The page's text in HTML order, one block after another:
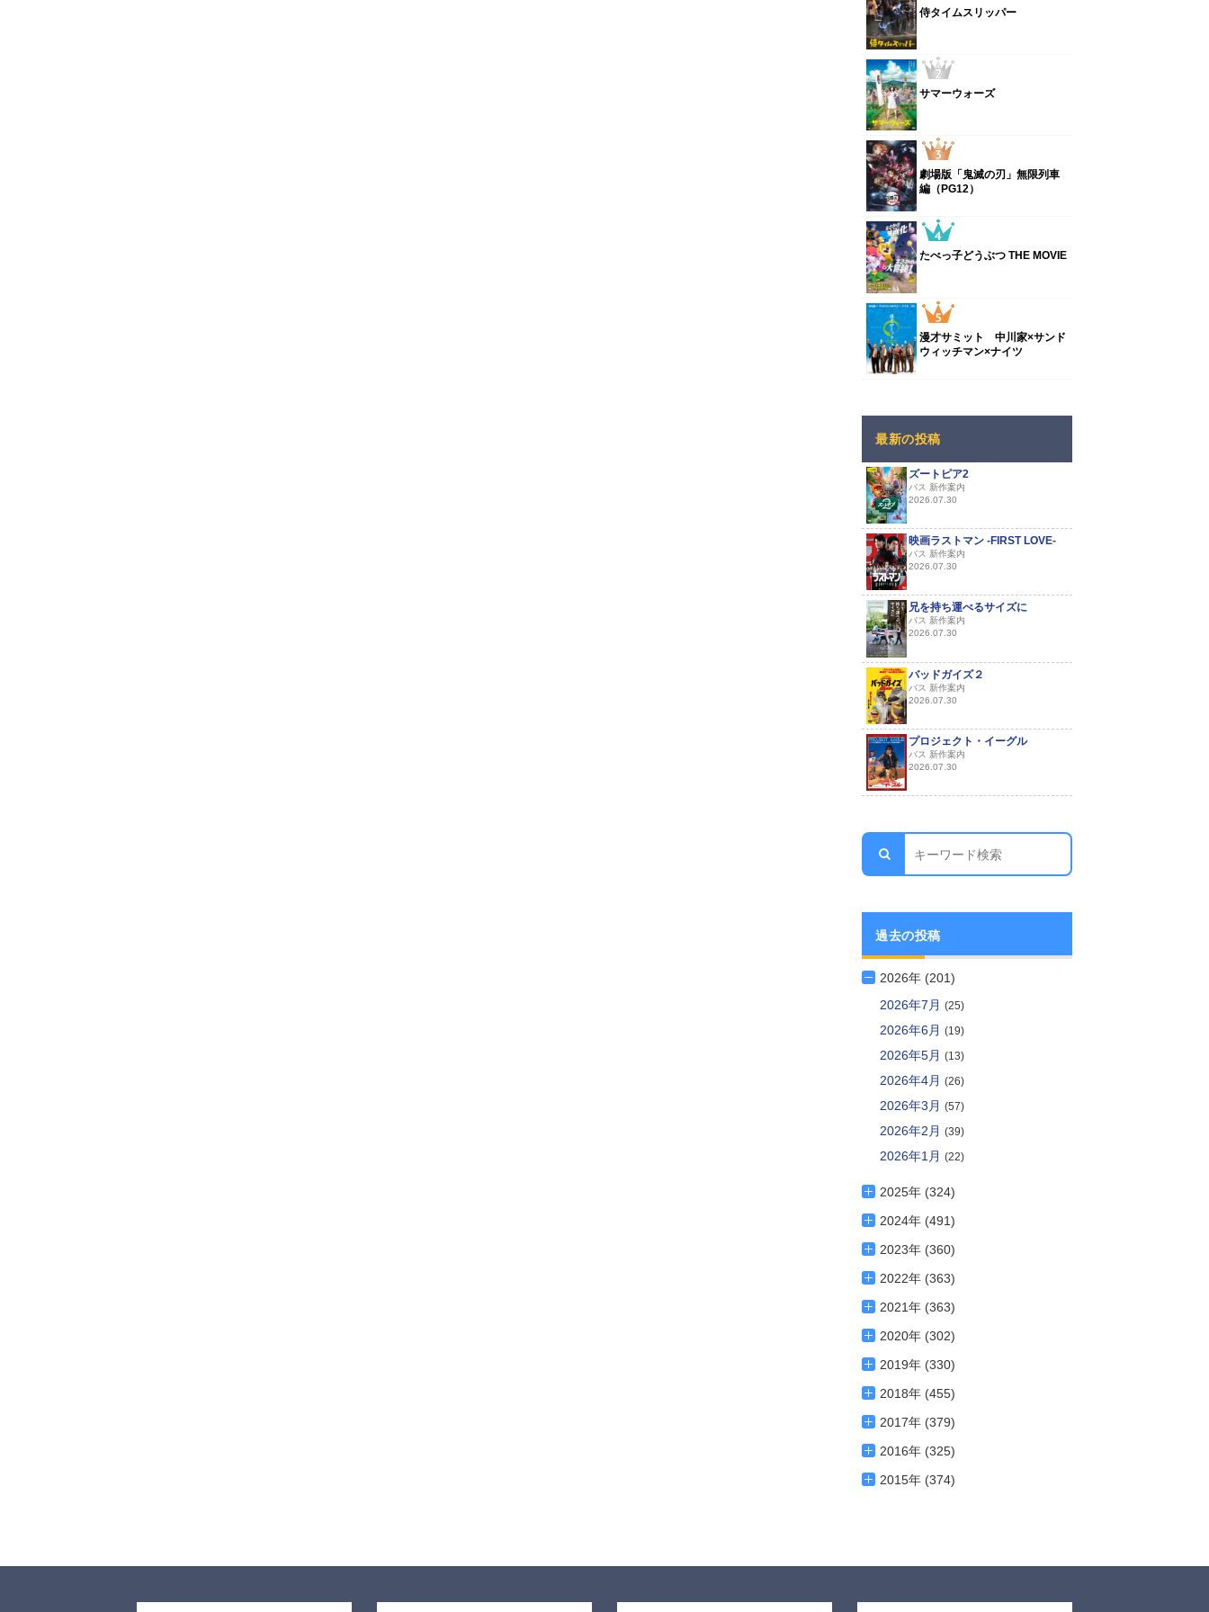
侍タイムスリッパー
サマーウォーズ
劇場版「鬼滅の刃」無限列車
編（PG12）
たべっ子どうぶつ THE MOVIE
漫才サミット 中川家×サンド
ウィッチマン×ナイツ
最新の投稿
ズートピア2
バス 新作案内
2026.07.30
映画ラストマン -FIRST LOVE-
バス 新作案内
2026.07.30
兄を持ち運べるサイズに
バス 新作案内
2026.07.30
バッドガイズ２
バス 新作案内
2026.07.30
プロジェクト・イーグル
バス 新作案内
2026.07.30
過去の投稿
2026年 (201)
2026年7月 (25)
2026年6月 (19)
2026年5月 (13)
2026年4月 (26)
2026年3月 (57)
2026年2月 (39)
2026年1月 (22)
2025年 (324)
2024年 (491)
2023年 (360)
2022年 (363)
2021年 (363)
2020年 (302)
2019年 (330)
2018年 (455)
2017年 (379)
2016年 (325)
2015年 (374)